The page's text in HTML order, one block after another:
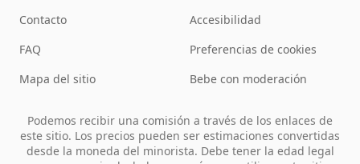
Contacto
FAQ
Mapa del sitio
Accesibilidad
Preferencias de cookies
Bebe con moderación
Podemos recibir una comisión a través de los enlaces de
este sitio. Los precios pueden ser estimaciones convertidas
desde la moneda del minorista. Debe tener la edad legal